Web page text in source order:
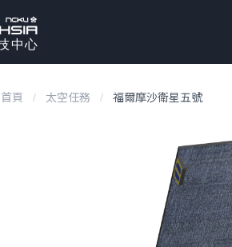
首頁 / 太空任務 / 福爾摩沙衛星五號